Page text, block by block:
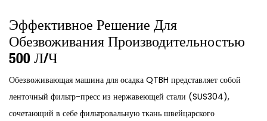
Эффективное Решение Для
Обезвоживания Производительностью
500 Л/ч
Обезвоживающая машина для осадка QTBH представляет собой
ленточный фильтр-пресс из нержавеющей стали (SUS304),
сочетающий в себе фильтровальную ткань швейцарского